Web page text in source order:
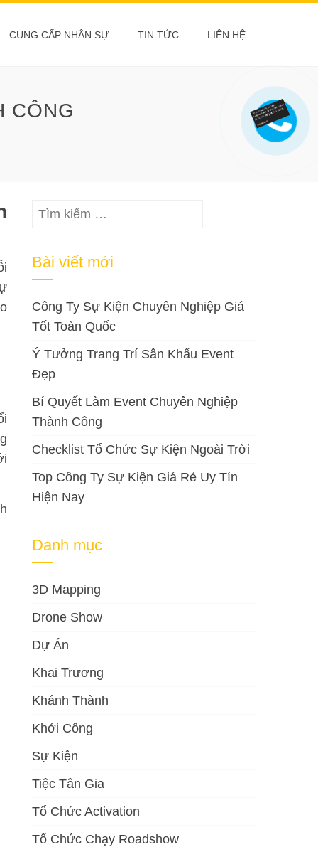
CUNG CẤP NHÂN SỰ TIN TỨC LIÊN HỆ
CÔNG
Tìm
Bài viết mới
Công Ty Sự Kiện Chuyên Nghiệp Giá
Tốt Toàn Quốc
Ý Tưởng Trang Trí Sân Khấu Event
Đẹp
Bí Quyết Làm Event Chuyên Nghiệp
Thành Công
Checklist Tổ Chức Sự Kiện Ngoài Trời
Top Công Ty Sự Kiện Giá Rẻ Uy Tín
Hiện Nay
Danh mục
3D Mapping
Drone Show
Dự Án
Khai Trương
Khánh Thành
Khởi Công
Sự Kiện
Tiệc Tân Gia
Tổ Chức Activation
Tổ Chức Chạy Roadshow